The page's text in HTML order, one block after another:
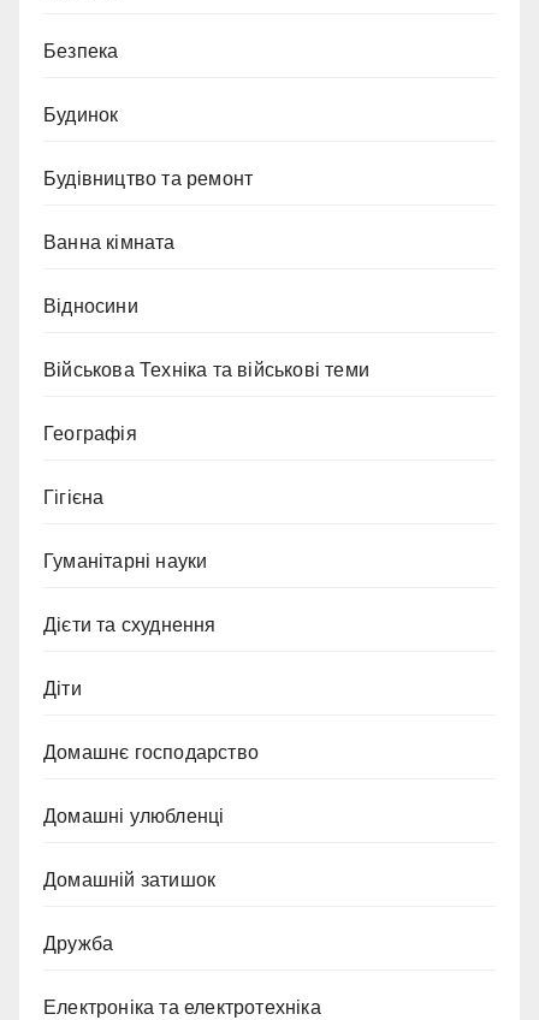
Безпека
Будинок
Будівництво та ремонт
Ванна кімната
Відносини
Військова Техніка та військові теми
Географія
Гігієна
Гуманітарні науки
Дієти та схуднення
Діти
Домашнє господарство
Домашні улюбленці
Домашній затишок
Дружба
Електроніка та електротехніка